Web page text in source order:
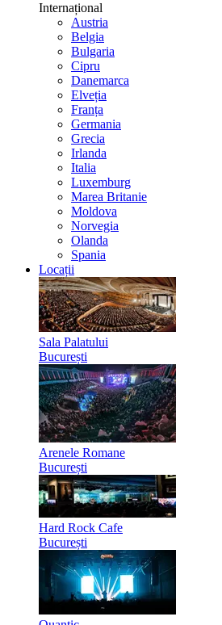
Internațional
Austria
Belgia
Bulgaria
Cipru
Danemarca
Elveția
Franța
Germania
Grecia
Irlanda
Italia
Luxemburg
Marea Britanie
Moldova
Norvegia
Olanda
Spania
Locații
Sala Palatului
București
Arenele Romane
București
Hard Rock Cafe
București